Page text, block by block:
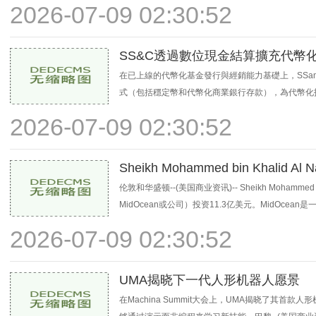
2026-07-09 02:30:52
SS&C透過數位現金結算擴充代幣
在已上線的代幣化基金發行與經銷能力基礎上，
式（包括穩定幣和代幣化商業銀行存款），為代幣
2026-07-09 02:30:52
Sheikh Mohammed bin Khalid Al
伙伴关系
伦敦和华盛顿--(美国商业资讯)-- Sheikh
MidOcean或公司）投资11.3亿美元。MidOcean是
2026-07-09 02:30:52
UMA揭晓下一代人形机器人愿景
在Machina Summit大会上，UMA揭晓了其首款人